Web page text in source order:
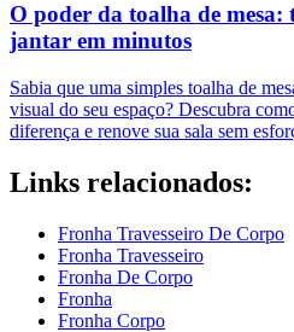
O poder da toalha de mesa:
jantar em minutos
Sabia que uma simples toalha de
visual do seu espaço? Descubra
diferença e renove sua sala sem
Links relacionados:
Fronha Travesseiro De Corpo
Fronha Travesseiro
Fronha De Corpo
Fronha
Fronha Corpo